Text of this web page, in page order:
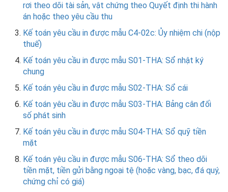
rơi theo dõi tài sản, vật chứng theo Quyết định thi hành
án hoặc theo yêu cầu thu
Kế toán yêu cầu in được mẫu C4-02c: Ủy nhiệm chi (nộp
thuế)
Kế toán yêu cầu in được mẫu S01-THA: Sổ nhật ký
chung
Kế toán yêu cầu in được mẫu S02-THA: Sổ cái
Kế toán yêu cầu in được mẫu S03-THA: Bảng cân đối
số phát sinh
Kế toán yêu cầu in được mẫu S04-THA: Sổ quỹ tiền
mặt
Kế toán yêu cầu in được mẫu S06-THA: Sổ theo dõi
tiền mặt, tiền gửi bằng ngoại tệ (hoặc vàng, bạc, đá quý,
chứng chỉ có giá)